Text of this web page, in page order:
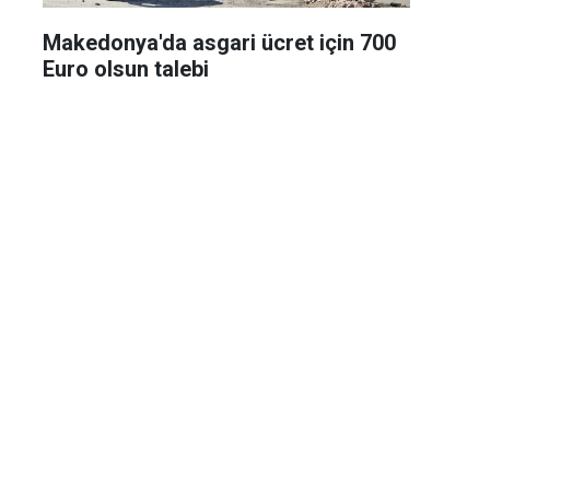
Makedonya'da asgari ücret için 700
Euro olsun talebi